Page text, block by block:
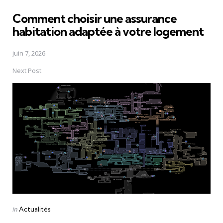
Comment choisir une assurance
habitation adaptée à votre logement
juin 7, 2026
Next Post
Posted
inActualités